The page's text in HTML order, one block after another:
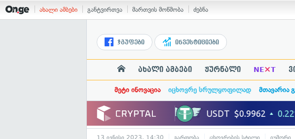
ახალი ამბები განტვირთვა მართვის მოწმობა ძებნა
ჯგუფები ინვესტიციები
ახალი ამბები ჟურნალი NE×T
მეტი ინოვაცია იცხოვრე სრულყოფილად მთავარია
13 ივნისი 2023, 14:30 გართობა ცხოვრების სტილი იუმორი